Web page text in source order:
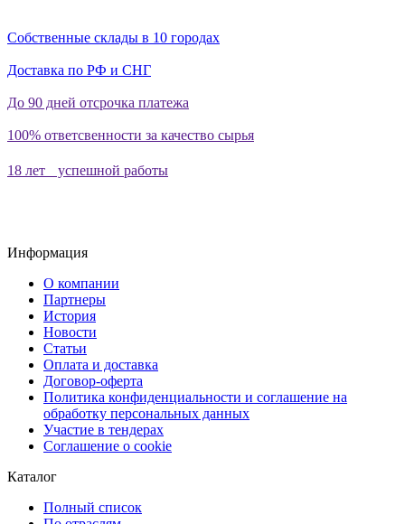
Собственные склады в 10 городах
Доставка по РФ и СНГ
До 90 дней отсрочка платежа
100% ответсвенности за качество сырья
18 лет успешной работы
Информация
О компании
Партнеры
История
Новости
Статьи
Оплата и доставка
Договор-оферта
Политика конфиденциальности и соглашение на
обработку персональных данных
Участие в тендерах
Соглашение о cookie
Каталог
Полный список